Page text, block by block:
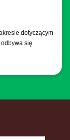
dotyczącym
się